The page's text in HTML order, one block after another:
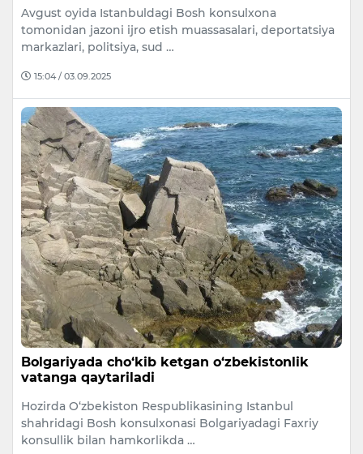
Avgust oyida Istanbuldagi Bosh konsulxona
tomonidan jazoni ijro etish muassasalari, deportatsiya
markazlari, politsiya, sud …
15:04 / 03.09.2025
Bolgariyada cho‘kib ketgan o‘zbekistonlik
vatanga qaytariladi
Hozirda O‘zbekiston Respublikasining Istanbul
shahridagi Bosh konsulxonasi Bolgariyadagi Faxriy
konsullik bilan hamkorlikda …